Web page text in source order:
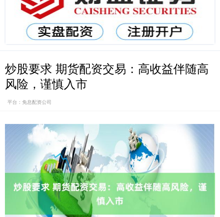
炒股要求 期货配资交易：高收益伴随高
风险，谨慎入市
平台：免息配资公司